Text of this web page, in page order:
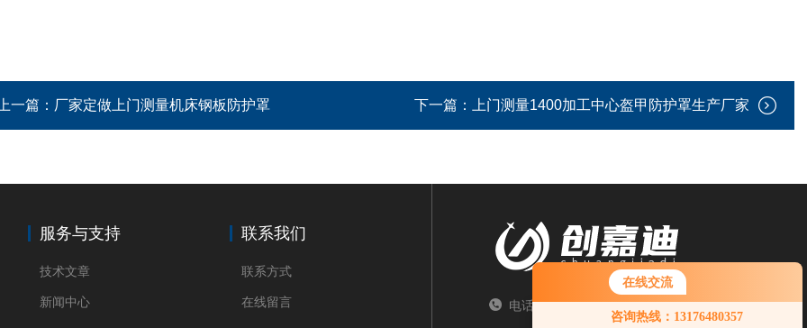
在线交流
咨询热线：13176480357
您好！欢迎前来咨询，很高兴为您
一篇： 厂家定做上门测量机床钢板防护罩 下一篇： 上门测量1400加工中心盔甲防护罩生产厂家
服务与支持
技术文章
新闻中心
联系我们
联系方式
在线留言 电话：TEL